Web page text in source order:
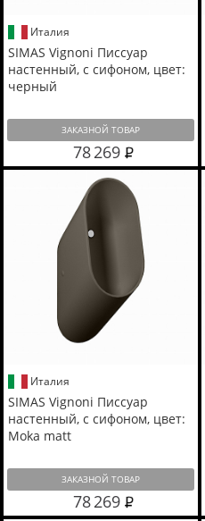
Италия
SIMAS Vignoni Писсуар
настенный, с сифоном, цвет:
черный
ЗАКАЗНОЙ ТОВАР
78 269
Италия
SIMAS Vignoni Писсуар
настенный, с сифоном, цвет:
Moka matt
ЗАКАЗНОЙ ТОВАР
78 269